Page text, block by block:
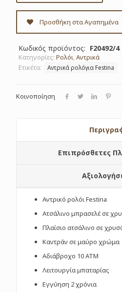
Προσθήκη στα Αγαπημένα
Κωδικός προϊόντος: F20492/4
Κατηγορίες: Ρολόι,Αντρικά
Ετικέτα:
Αντρικά ρολόγια Festina
Κοινοποίηση
Επιπρόσθετες
Αντρικό ρολόι Festina
Ατσάλινο μπρασελέ σε
Πλαίσιο ατσάλινο σε
Καντράν σε μαύρο χρώμα
Αδιάβροχο 10 ATM
Λειτουργία μπαταρίας
Εγγύηση 2 χρόνια